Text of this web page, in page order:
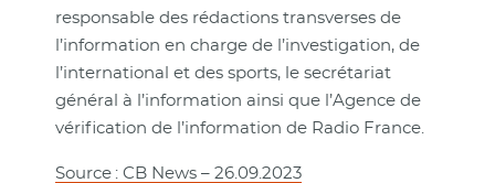
responsable des rédactions transverses de
l’information en charge de l’investigation, de
l’international et des sports, le secrétariat
général à l’information ainsi que l’Agence de
vérification de l’information de Radio France.
Source : CB News – 26.09.2023